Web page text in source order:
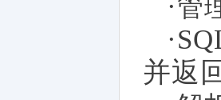
·管
并返